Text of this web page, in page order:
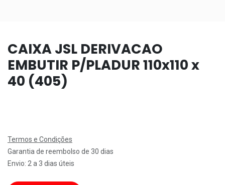
CAIXA JSL DERIVACAO
EMBUTIR P/PLADUR 110x110 x
40 (405)
Termos e Condições
Garantia de reembolso de 30 dias
Envio: 2 a 3 dias úteis